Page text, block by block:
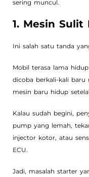
sering muncul.
1. Mesin
Ini salah satu tanda
Mobil terasa lama
dicoba berkali-kali baru
mesin baru hidup
Kalau sudah begini,
pump yang lemah,
injector kotor, atau
ECU.
Jadi, masalah starter